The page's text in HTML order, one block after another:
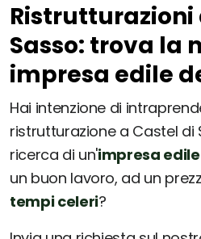
Ristrutturazioni
Sasso: trova la
impresa edile
Hai intenzione di
ristrutturazione a Castel di
ricerca di un'impresa edile
un buon lavoro, ad un
tempi celeri?